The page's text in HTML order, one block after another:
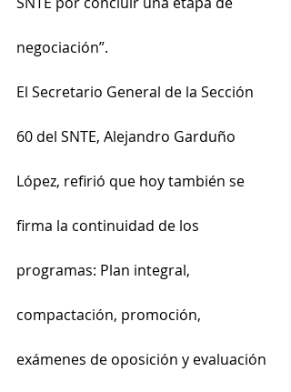
negociación”.
El Secretario General de la Sección
60 del SNTE, Alejandro Garduño
López, refirió que hoy también se
firma la continuidad de los
programas: Plan integral,
compactación, promoción,
exámenes de oposición y evaluación